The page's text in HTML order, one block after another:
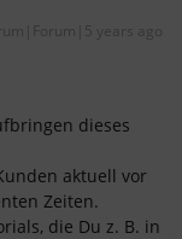
years ago
dieses
aktuell vor
Zeiten.
die Du z. B. in